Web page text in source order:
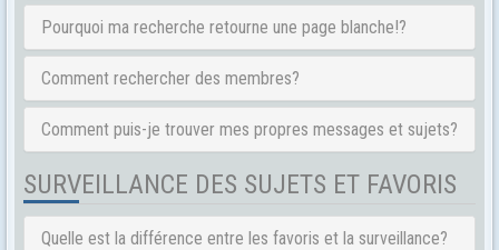
Pourquoi ma recherche retourne une page blanche!?
Comment rechercher des membres?
Comment puis-je trouver mes propres messages et sujets?
SURVEILLANCE DES SUJETS ET FAVORIS
Quelle est la différence entre les favoris et la surveillance?